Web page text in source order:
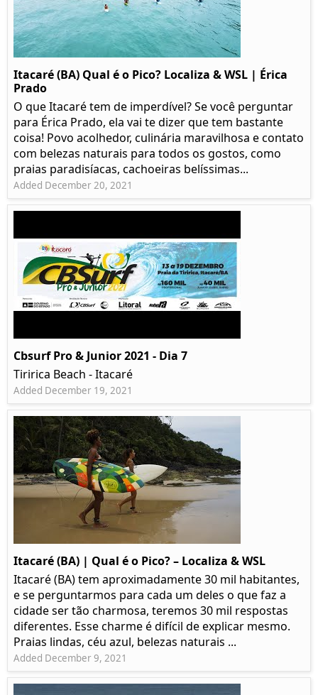
Itacaré (BA) Qual é o Pico? Localiza & WSL | Érica
Prado​
O que Itacaré tem de imperdível? Se você perguntar
para Érica Prado, ela vai te dizer que tem bastante
coisa!​ Povo acolhedor, culinária maravilhosa e contato
com belezas naturais para todos os gostos, como
praias paradisíacas, cachoeiras belíssimas...
Added December 20, 2021
Cbsurf Pro & Junior 2021 - Dia 7
Tiririca Beach - Itacaré
Added December 19, 2021
Itacaré (BA) | Qual é o Pico? – Localiza & WSL​​
Itacaré (BA) tem aproximadamente 30 mil habitantes,
e se perguntarmos para cada um deles o que faz a
cidade ser tão charmosa, teremos 30 mil respostas
diferentes. Esse charme é difícil de explicar mesmo.
Praias lindas, céu azul, belezas naturais ...
Added December 9, 2021